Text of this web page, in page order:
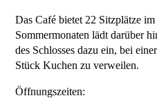
Das Café bietet 22 Sitzplätze
Sommermonaten lädt darüber
des Schlosses dazu ein, bei
Stück Kuchen zu verweilen.
Öffnungszeiten: